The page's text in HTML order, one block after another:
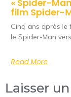
« Spider-
film Spider-
Cinq ans après le
le Spider-Man
Read More
Laisser